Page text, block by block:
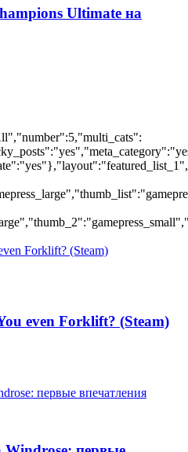
Ultimate на
even Forklift? (Steam)